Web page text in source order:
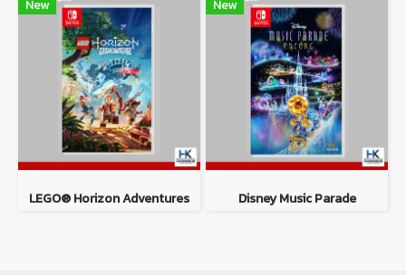
New
LEGO® Horizon Adventures
New
Disney Music Parade